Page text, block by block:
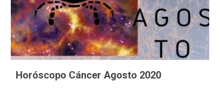
Horóscopo Cáncer Agosto 2020